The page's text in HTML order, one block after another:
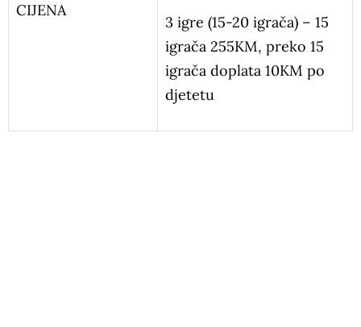
CIJENA
3 igre (15-20 igrača) – 15
igrača 255KM, preko 15
igrača doplata 10KM po
djetetu